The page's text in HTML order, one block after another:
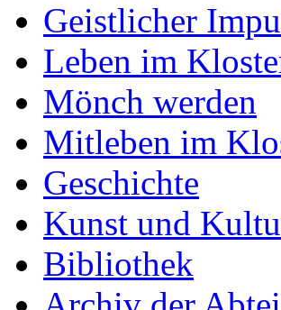
Geistlicher
Leben im
Mönch werden
Mitleben im
Geschichte
Kunst und
Bibliothek